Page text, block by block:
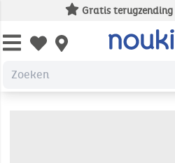
Gratis terugzending
Open wishlist